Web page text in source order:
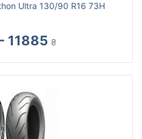
Ultra 130/90 R16 73H
11885 ₴